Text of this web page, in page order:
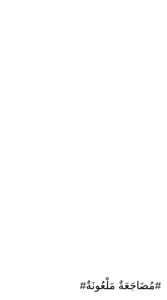
#مُضَاجَعَةٌ مَلْعُونَةٌ#